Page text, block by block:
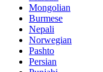
Mongolian
Burmese
Nepali
Norwegian
Pashto
Persian